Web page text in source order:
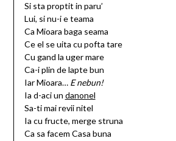
Si sta proptit in paru’
Lui, si nu-i e teama
Ca Mioara baga seama
Ce el se uita cu pofta tare
Cu gand la uger mare
Ca-i plin de lapte bun
Iar Mioara…E nebun!
Ia d-aci un danonel
Sa-ti mai revii nitel
Ia cu fructe, merge struna
Ca sa facem Casa buna